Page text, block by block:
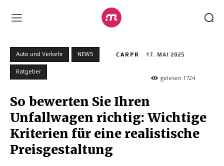
Auto und Verkehr NEWS
Ratgeber
CARPR 17. MAI 2025
gelesen 1724
So bewerten Sie Ihren
Unfallwagen richtig: Wichtige
Kriterien für eine realistische
Preisgestaltung